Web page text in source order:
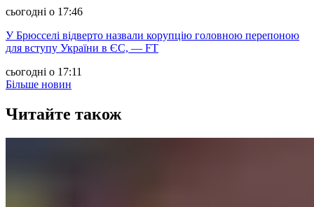
сьогодні о 17:46
У Брюсселі відверто назвали корупцію головною перепоною
для вступу України в ЄС, — FT
сьогодні о 17:11
Більше новин
Читайте також